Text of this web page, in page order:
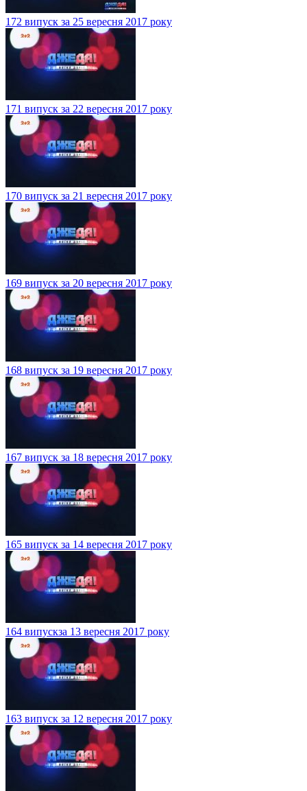
172 випуск за 25 вересня 2017 року
171 випуск за 22 вересня 2017 року
170 випуск за 21 вересня 2017 року
169 випуск за 20 вересня 2017 року
168 випуск за 19 вересня 2017 року
167 випуск за 18 вересня 2017 року
165 випуск за 14 вересня 2017 року
164 випускза 13 вересня 2017 року
163 випуск за 12 вересня 2017 року